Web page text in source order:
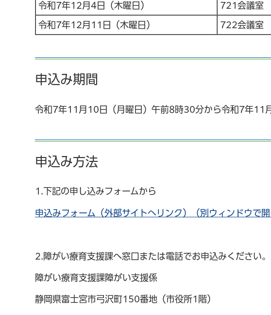
令和7年12月4日（木曜日） 721会議室
令和7年12月11日（木曜日） 722会議室
申込み期間
令和7年11月10日（月曜日）午前8時30分から令和7年11
申込み方法
1.下記の申し込みフォームから
申込みフォーム（外部サイトへリンク）（別ウィンドウで開
2.障がい療育支援課へ窓口または電話でお申込みください。
障がい療育支援課障がい支援係
静岡県富士宮市弓沢町150番地（市役所1階）